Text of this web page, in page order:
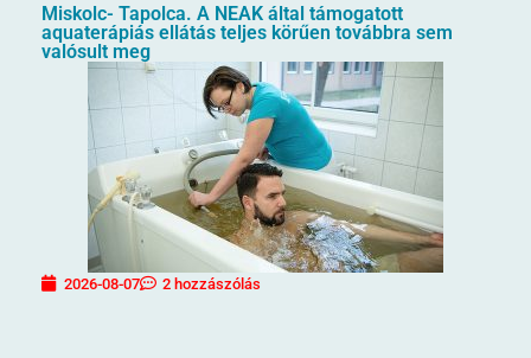
Miskolc- Tapolca. A NEAK által támogatott
aquaterápiás ellátás teljes körűen továbbra sem
valósult meg
2026-08-07 2 hozzászólás